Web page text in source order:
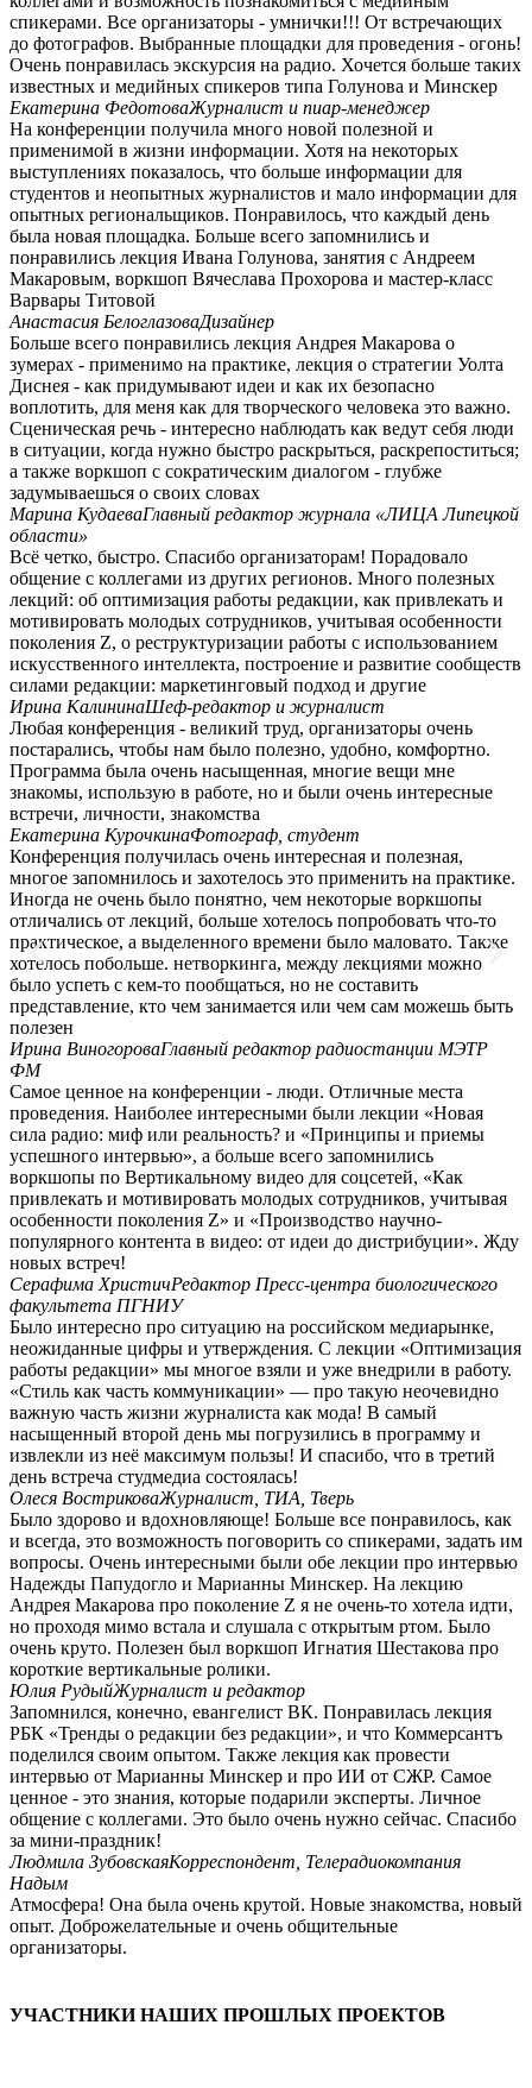
спикерами. Все организаторы - умнички!!! От встречающих
до фотографов. Выбранные площадки для проведения - огонь!
Очень понравилась экскурсия на радио. Хочется больше таких
известных и медийных спикеров типа Голунова и Минскер
Екатерина ФедотоваЖурналист и пиар-менеджер
На конференции получила много новой полезной и
применимой в жизни информации. Хотя на некоторых
выступлениях показалось, что больше информации для
студентов и неопытных журналистов и мало информации для
опытных региональщиков. Понравилось, что каждый день
была новая площадка. Больше всего запомнились и
понравились лекция Ивана Голунова, занятия с Андреем
Макаровым, воркшоп Вячеслава Прохорова и мастер-класс
Варвары Титовой
Анастасия БелоглазоваДизайнер
Больше всего понравились лекция Андрея Макарова о
зумерах - применимо на практике, лекция о стратегии Уолта
Диснея - как придумывают идеи и как их безопасно
воплотить, для меня как для творческого человека это важно.
Сценическая речь - интересно наблюдать как ведут себя люди
в ситуации, когда нужно быстро раскрыться, раскрепоститься;
а также воркшоп с сократическим диалогом - глубже
задумываешься о своих словах
Марина КудаеваГлавный редактор журнала «ЛИЦА Липецкой
области»
Всё четко, быстро. Спасибо организаторам! Порадовало
общение с коллегами из других регионов. Много полезных
лекций: об оптимизация работы редакции, как привлекать и
мотивировать молодых сотрудников, учитывая особенности
поколения Z, о реструктуризации работы с использованием
искусственного интеллекта, построение и развитие сообществ
силами редакции: маркетинговый подход и другие
Ирина КалининаШеф-редактор и журналист
Любая конференция - великий труд, организаторы очень
постарались, чтобы нам было полезно, удобно, комфортно.
Программа была очень насыщенная, многие вещи мне
знакомы, использую в работе, но и были очень интересные
встречи, личности, знакомства
Екатерина КурочкинаФотограф, студент
Конференция получилась очень интересная и полезная,
многое запомнилось и захотелось это применить на практике.
Иногда не очень было понятно, чем некоторые воркшопы
отличались от лекций, больше хотелось попробовать что-то
практическое, а выделенного времени было маловато. Также
хотелось побольше. нетворкинга, между лекциями можно
было успеть с кем-то пообщаться, но не составить
представление, кто чем занимается или чем сам можешь быть
полезен
Ирина ВиногороваГлавный редактор радиостанции МЭТР
ФМ
Самое ценное на конференции - люди. Отличные места
проведения. Наиболее интересными были лекции «Новая
сила радио: миф или реальность? и «Принципы и приемы
успешного интервью», а больше всего запомнились
воркшопы по Вертикальному видео для соцсетей, «Как
привлекать и мотивировать молодых сотрудников, учитывая
особенности поколения Z» и «Производство научно-
популярного контента в видео: от идеи до дистрибуции». Жду
новых встреч!
Серафима ХристичРедактор Пресс-центра биологического
факультета ПГНИУ
Было интересно про ситуацию на российском медиарынке,
неожиданные цифры и утверждения. С лекции «Оптимизация
работы редакции» мы многое взяли и уже внедрили в работу.
«Стиль как часть коммуникации» — про такую неочевидно
важную часть жизни журналиста как мода! В самый
насыщенный второй день мы погрузились в программу и
извлекли из неё максимум пользы! И спасибо, что в третий
день встреча студмедиа состоялась!
Олеся ВостриковаЖурналист, ТИА, Тверь
Было здорово и вдохновляюще! Больше все понравилось, как
и всегда, это возможность поговорить со спикерами, задать им
вопросы. Очень интересными были обе лекции про интервью
Надежды Папудогло и Марианны Минскер. На лекцию
Андрея Макарова про поколение Z я не очень-то хотела идти,
но проходя мимо встала и слушала с открытым ртом. Было
очень круто. Полезен был воркшоп Игнатия Шестакова про
короткие вертикальные ролики.
Юлия РудыйЖурналист и редактор
Запомнился, конечно, евангелист ВК. Понравилась лекция
РБК «Тренды о редакции без редакции», и что Коммерсантъ
поделился своим опытом. Также лекция как провести
интервью от Марианны Минскер и про ИИ от СЖР. Самое
ценное - это знания, которые подарили эксперты. Личное
общение с коллегами. Это было очень нужно сейчас. Спасибо
за мини-праздник!
Людмила ЗубовскаяКорреспондент, Телерадиокомпания
Надым
Атмосфера! Она была очень крутой. Новые знакомства, новый
опыт. Доброжелательные и очень общительные
организаторы.
УЧАСТНИКИ НАШИХ ПРОШЛЫХ ПРОЕКТОВ